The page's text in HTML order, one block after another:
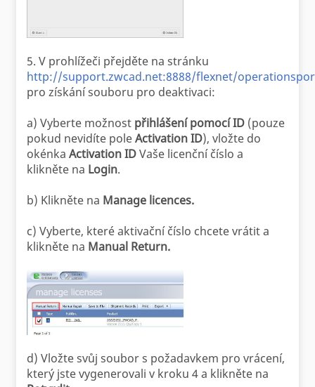
5. V prohlížeči přejděte na stránku
http://support.zwcad.net:8888/flexnet/
pro získání souboru pro deaktivaci:
a) Vyberte možnost přihlášení pomocí ID (pouze
pokud nevidíte poleActivation ID), vložte do
okénkaActivation IDVaše licenční číslo a
klikněte na Login.
b) Klikněte na Manage licences.
c) Vyberte, které aktivační číslo chcete vrátit a
klikněte na Manual Return.
d) Vložte svůj soubor s požadavkem pro vrácení,
který jste vygenerovali v kroku 4 a klikněte na